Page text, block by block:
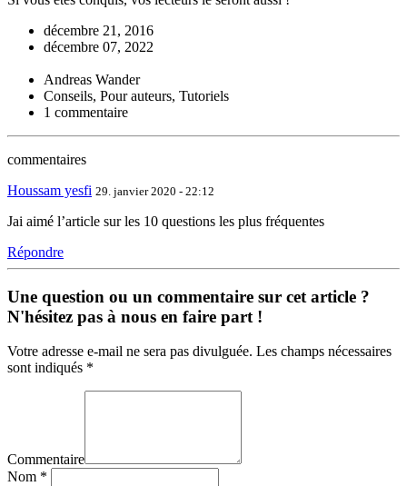
décembre 21, 2016
décembre 07, 2022
Andreas Wander
Conseils, Pour auteurs, Tutoriels
1 commentaire
commentaires
Houssam yesfi 29. janvier 2020 - 22:12
Jai aimé l’article sur les 10 questions les plus fréquentes
Répondre
Une question ou un commentaire sur cet article ?
N'hésitez pas à nous en faire part !
Votre adresse e-mail ne sera pas divulguée. Les champs nécessaires
sont indiqués *
Commentaire
Nom *